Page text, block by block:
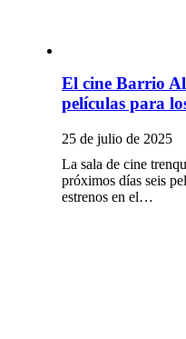
El cine Barrio
películas para
25 de julio de 2025
La sala de cine
próximos días seis
estrenos en el…